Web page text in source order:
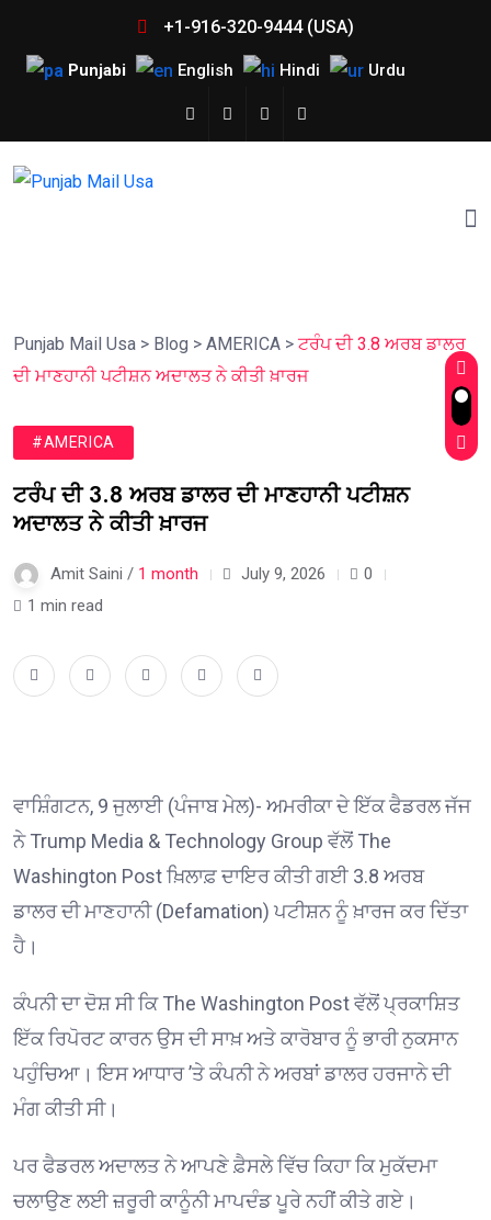
+1-916-320-9444 (USA)
Punjabi English Hindi Urdu
Punjab Mail Usa > Blog > AMERICA > ਟਰੰਪ ਦੀ 3.8 ਅਰਬ ਡਾਲਰ
ਦੀ ਮਾਣਹਾਨੀ ਪਟੀਸ਼ਨ ਅਦਾਲਤ ਨੇ ਕੀਤੀ ਖ਼ਾਰਜ
#AMERICA
ਟਰੰਪ ਦੀ 3.8 ਅਰਬ ਡਾਲਰ ਦੀ ਮਾਣਹਾਨੀ ਪਟੀਸ਼ਨ
ਅਦਾਲਤ ਨੇ ਕੀਤੀ ਖ਼ਾਰਜ
Amit Saini / 1 month July 9, 2026
0
1 min read
ਵਾਸ਼ਿੰਗਟਨ, 9 ਜੁਲਾਈ (ਪੰਜਾਬ ਮੇਲ)- ਅਮਰੀਕਾ ਦੇ ਇੱਕ ਫੈਡਰਲ ਜੱਜ
ਨੇ Trump Media & Technology Group ਵੱਲੋਂ The
Washington Post ਖ਼ਿਲਾਫ਼ ਦਾਇਰ ਕੀਤੀ ਗਈ 3.8 ਅਰਬ
ਡਾਲਰ ਦੀ ਮਾਣਹਾਨੀ (Defamation) ਪਟੀਸ਼ਨ ਨੂੰ ਖ਼ਾਰਜ ਕਰ ਦਿੱਤਾ
ਹੈ।
ਕੰਪਨੀ ਦਾ ਦੋਸ਼ ਸੀ ਕਿ The Washington Post ਵੱਲੋਂ ਪ੍ਰਕਾਸ਼ਿਤ
ਇੱਕ ਰਿਪੋਰਟ ਕਾਰਨ ਉਸ ਦੀ ਸਾਖ਼ ਅਤੇ ਕਾਰੋਬਾਰ ਨੂੰ ਭਾਰੀ ਨੁਕਸਾਨ
ਪਹੁੰਚਿਆ। ਇਸ ਆਧਾਰ ’ਤੇ ਕੰਪਨੀ ਨੇ ਅਰਬਾਂ ਡਾਲਰ ਹਰਜਾਨੇ ਦੀ
ਮੰਗ ਕੀਤੀ ਸੀ।
ਪਰ ਫੈਡਰਲ ਅਦਾਲਤ ਨੇ ਆਪਣੇ ਫ਼ੈਸਲੇ ਵਿੱਚ ਕਿਹਾ ਕਿ ਮੁਕੱਦਮਾ
ਚਲਾਉਣ ਲਈ ਜ਼ਰੂਰੀ ਕਾਨੂੰਨੀ ਮਾਪਦੰਡ ਪੂਰੇ ਨਹੀਂ ਕੀਤੇ ਗਏ।